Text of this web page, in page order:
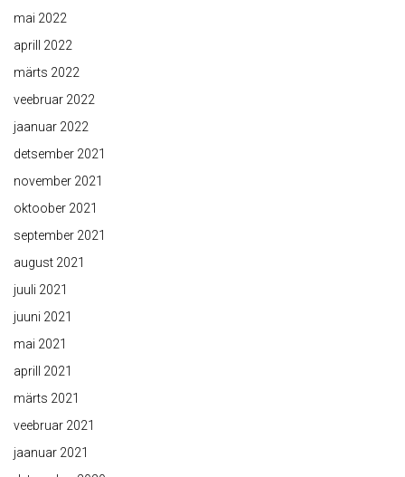
mai 2022
aprill 2022
märts 2022
veebruar 2022
jaanuar 2022
detsember 2021
november 2021
oktoober 2021
september 2021
august 2021
juuli 2021
juuni 2021
mai 2021
aprill 2021
märts 2021
veebruar 2021
jaanuar 2021